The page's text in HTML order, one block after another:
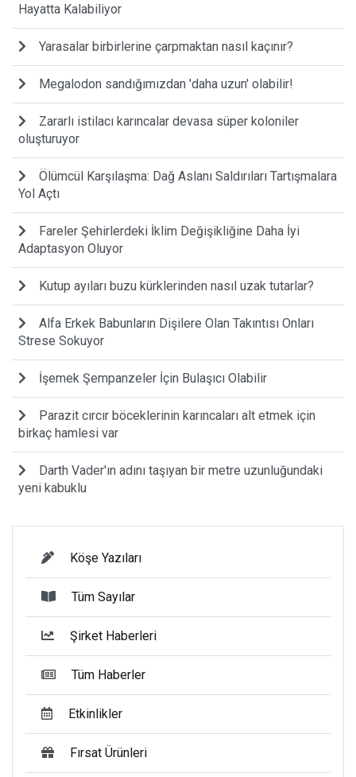
Hayatta Kalabiliyor
Yarasalar birbirlerine çarpmaktan nasıl kaçınır?
Megalodon sandığımızdan 'daha uzun' olabilir!
Zararlı istilacı karıncalar devasa süper koloniler
oluşturuyor
Ölümcül Karşılaşma: Dağ Aslanı Saldırıları Tartışmalara
Yol Açtı
Fareler Şehirlerdeki İklim Değişikliğine Daha İyi
Adaptasyon Oluyor
Kutup ayıları buzu kürklerinden nasıl uzak tutarlar?
Alfa Erkek Babunların Dişilere Olan Takıntısı Onları
Strese Sokuyor
İşemek Şempanzeler İçin Bulaşıcı Olabilir
Parazit cırcır böceklerinin karıncaları alt etmek için
birkaç hamlesi var
Darth Vader'ın adını taşıyan bir metre uzunluğundaki
yeni kabuklu
Köşe Yazıları
Tüm Sayılar
Şirket Haberleri
Tüm Haberler
Etkinlikler
Fırsat Ürünleri